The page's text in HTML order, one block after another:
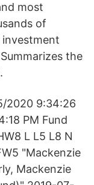
most
of
the
2020 9:34:26
PM Fund
L L5 L8 N
"Mackenzie
Mackenzie